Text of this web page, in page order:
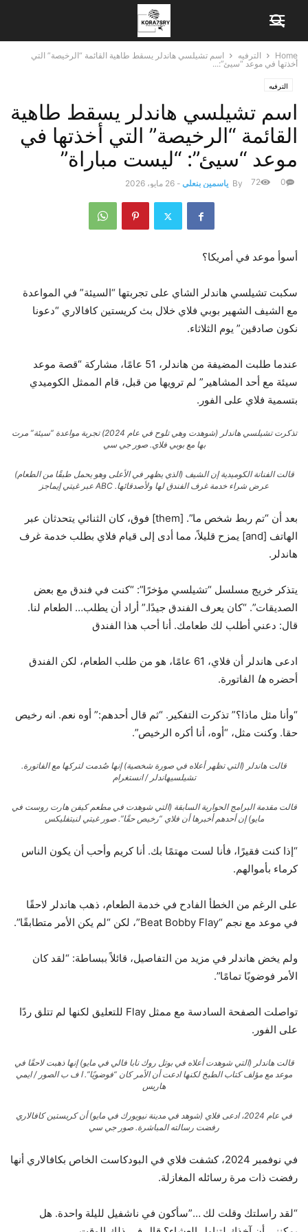
Home الترفيه
اسم تشيلسي هاندلر يسقط طاهية القائمة “الرخيصة” التي
أخذتها في موعد “سيئ”:...
الترفيه
اسم تشيلسي هاندلر يسقط طاهية
القائمة “الرخيصة” التي أخذتها في
موعد “سيئ”: “ليست مباراة”
By ياسمين بنعلي - 26 مايو، 2026 0
72
أسوأ موعد في أمريكا؟
سكبت تشيلسي هاندلر الشاي على تجربتها “السيئة” في المواعدة
مع الشيف الشهير بوبي فلاي خلال بث كريستين كافالاري “دعونا
نكون صادقين” يوم الثلاثاء.
عندما طلبت المضيفة من هاندلر، 51 عامًا، مشاركة “قصة موعد
سيئة مع أحد المشاهير” لم ترويها من قبل، قام الممثل الكوميدي
بتسمية فلاي على الفور.
تذكرت تشيلسي هاندلر (شوهدت وهي تلوح في عام 2024) تجربة مواعدة “سيئة” مرت
بها مع بوبي فلاي.صور جي سي
قالت الفنانة الكوميدية إن الشيف (الذي يظهر في الأعلى وهو يحمل طبقًا من الطعام)
عرض شراء خدمة غرف الفندق لها ولأصدقائها. ABC عبر غيتي إيماجز
بعد أن “تم ربط شخص ما”. [them] فوق، كان الثنائي يتحدثان عبر
الهاتف [and] يمزح قليلاً، مما أدى إلى قيام فلاي بطلب خدمة غرف
هاندلر.
يتذكر خريج مسلسل “تشيلسي مؤخرًا”: “كنت في فندق مع بعض
الصديقات”. “كان يعرف الفندق جيدًا.” أراد أن يطلب… الطعام لنا.
قال: دعني أطلب لك طعامك. أنا أحب هذا الفندق
ادعى هاندلر أن فلاي، 61 عامًا، هو من طلب الطعام، لكن الفندق
أحضره ها الفاتورة.
“وأنا مثل ماذا؟” تذكرت التفكير. “ثم قال أحدهم:” أوه نعم. انه رخيص
حقا. وكنت مثل، “أوه، أنا أكره الرخيص”.
قالت هاندلر (التي تظهر أعلاه في صورة شخصية) إنها صُدمت لتركها مع الفاتورة.
تشيلسيهاندلر / انستغرام
قالت مقدمة البرامج الحوارية السابقة (التي شوهدت في مطعم كيفن هارت روست في
مايو) إن أحدهم أخبرها أن فلاي “رخيص حقًا”.صور غيتي لنيتفليكس
“إذا كنت فقيرًا، فأنا لست مهتمًا بك. أنا كريم وأحب أن يكون الناس
كرماء بأموالهم.
على الرغم من الخطأ الفادح في خدمة الطعام، ذهب هاندلر لاحقًا
في موعد مع نجم “Beat Bobby Flay”، لكن “لم يكن الأمر متطابقًا”.
ولم يخض هاندلر في مزيد من التفاصيل، قائلاً ببساطة: “لقد كان
الأمر فوضويًا تمامًا”.
تواصلت الصفحة السادسة مع ممثل Flay للتعليق لكنها لم تتلق ردًا
على الفور.
قالت هاندلر (التي شوهدت أعلاه في بوتل روك نابا فالي في مايو) إنها ذهبت لاحقًا في
موعد مع مؤلف كتاب الطبخ لكنها ادعت أن الأمر كان “فوضويًا”.ا ف ب الصور / ايمي
هاريس
في عام 2024، ادعى فلاي (شوهد في مدينة نيويورك في مايو) أن كريستين كافالاري
رفضت رسالته المباشرة. صور جي سي
في نوفمبر 2024، كشفت فلاي في البودكاست الخاص بكافالاري أنها
رفضت ذات مرة رسائله المغازلة.
“لقد راسلتك وقلت لك …”سأكون في ناشفيل لليلة واحدة. هل